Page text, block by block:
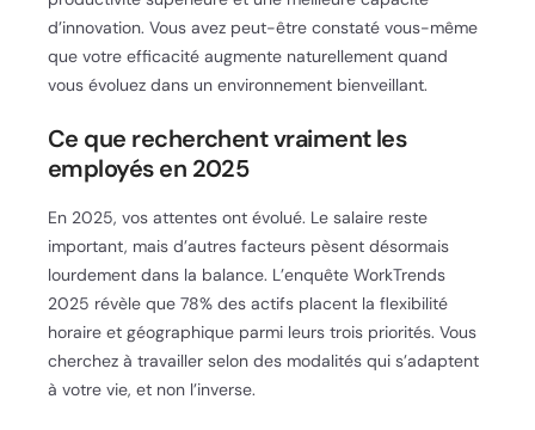
d’innovation. Vous avez peut-être constaté vous-même
que votre efficacité augmente naturellement quand
vous évoluez dans un environnement bienveillant.
Ce que recherchent vraiment les
employés en 2025
En 2025, vos attentes ont évolué. Le salaire reste
important, mais d’autres facteurs pèsent désormais
lourdement dans la balance. L’enquête WorkTrends
2025 révèle que 78% des actifs placent la flexibilité
horaire et géographique parmi leurs trois priorités. Vous
cherchez à travailler selon des modalités qui s’adaptent
à votre vie, et non l’inverse.